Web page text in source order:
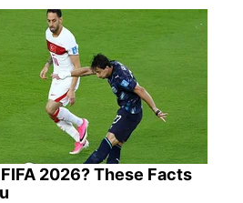
2026? These Facts